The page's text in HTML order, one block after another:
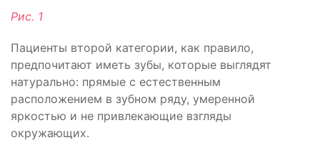
Рис. 1
Пациенты второй категории, как правило,
предпочитают иметь зубы, которые выглядят
натурально: прямые с естественным
расположением в зубном ряду, умеренной
яркостью и не привлекающие взгляды
окружающих.